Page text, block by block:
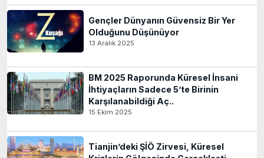
Gençler Dünyanın Güvensiz Bir Yer
Olduğunu Düşünüyor
13 Aralık 2025
BM 2025 Raporunda Küresel İnsani
İhtiyaçların Sadece 5’te Birinin
Karşılanabildiği Aç..
15 Ekim 2025
Tianjin’deki ŞİÖ Zirvesi, Küresel